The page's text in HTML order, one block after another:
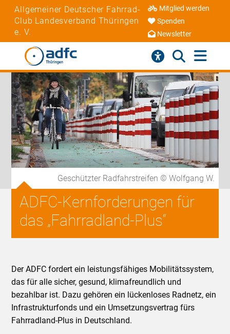
Allgemeiner Deutscher Fahrrad-
Club Landesverband Thüringen
e. V.
Mitglied werden
Spenden
Newsletter
Geschützter Radfahrstreifen © Wolfgang W.
ADFC-Kernforderungen für
das „Fahrradland-Plus“
Der ADFC fordert ein leistungsfähiges Mobilitätssystem,
das für alle sicher, gesund, klimafreundlich und
bezahlbar ist. Dazu gehören ein lückenloses Radnetz, ein
Infrastrukturfonds und ein Umsetzungsvertrag fürs
Fahrradland-Plus in Deutschland.